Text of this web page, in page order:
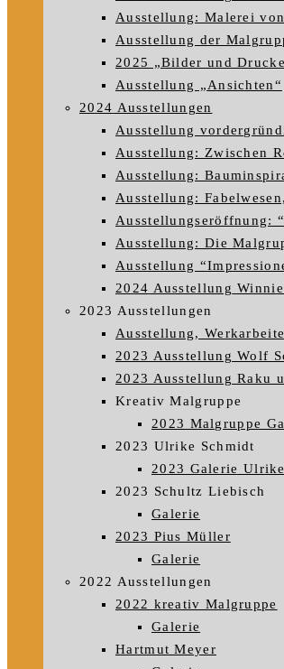
Ausstellung: Malerei
Ausstellung der
2025 „Bilder und
Ausstellung „Ansichten“
2024 Ausstellungen
Ausstellung
Ausstellung: Zwischen
Ausstellung:
Ausstellung:
Ausstellungseröffnung:
Ausstellung: Die
Ausstellung
2024 Ausstellung
2023 Ausstellungen
Ausstellung,
2023 Ausstellung Wolf
2023 Ausstellung Raku
Kreativ Malgruppe
2023 Malgruppe
2023 Ulrike Schmidt
2023 Galerie
2023 Schultz Liebisch
Galerie
2023 Pius Müller
Galerie
2022 Ausstellungen
2022 kreativ Malgruppe
Galerie
Hartmut Meyer